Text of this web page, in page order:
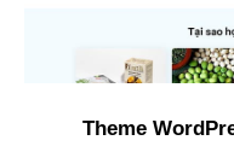
Theme